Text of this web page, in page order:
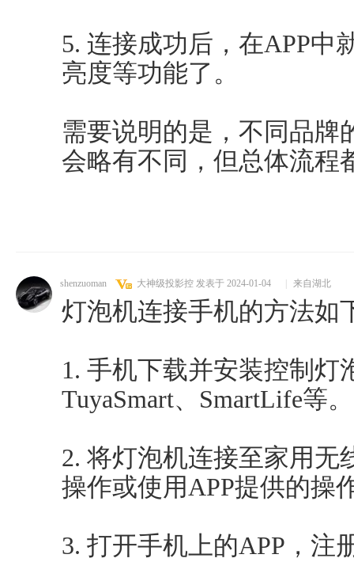
5. 连接成功后，在APP中
亮度等功能了。
需要说明的是，不同品牌
会略有不同，但总体流程
shenzuoman 大神级投影控 发表于 2024-01-04 来自湖北
灯泡机连接手机的方法如
1. 手机下载并安装控制灯
TuyaSmart、SmartLife等。
2. 将灯泡机连接至家用无
操作或使用APP提供的操
3. 打开手机上的APP，注